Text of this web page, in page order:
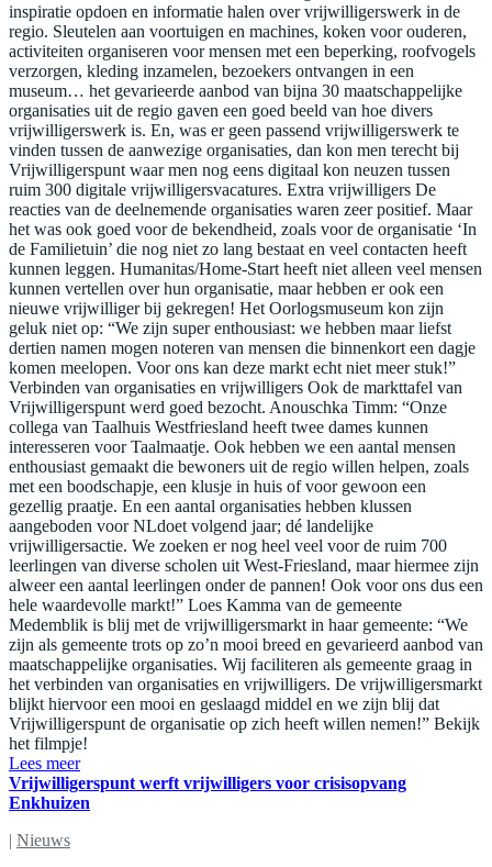
inspiratie opdoen en informatie halen over vrijwilligerswerk in de
regio. Sleutelen aan voortuigen en machines, koken voor ouderen,
activiteiten organiseren voor mensen met een beperking, roofvogels
verzorgen, kleding inzamelen, bezoekers ontvangen in een
museum… het gevarieerde aanbod van bijna 30 maatschappelijke
organisaties uit de regio gaven een goed beeld van hoe divers
vrijwilligerswerk is. En, was er geen passend vrijwilligerswerk te
vinden tussen de aanwezige organisaties, dan kon men terecht bij
Vrijwilligerspunt waar men nog eens digitaal kon neuzen tussen
ruim 300 digitale vrijwilligersvacatures. Extra vrijwilligers De
reacties van de deelnemende organisaties waren zeer positief. Maar
het was ook goed voor de bekendheid, zoals voor de organisatie ‘In
de Familietuin’ die nog niet zo lang bestaat en veel contacten heeft
kunnen leggen. Humanitas/Home-Start heeft niet alleen veel mensen
kunnen vertellen over hun organisatie, maar hebben er ook een
nieuwe vrijwilliger bij gekregen! Het Oorlogsmuseum kon zijn
geluk niet op: “We zijn super enthousiast: we hebben maar liefst
dertien namen mogen noteren van mensen die binnenkort een dagje
komen meelopen. Voor ons kan deze markt echt niet meer stuk!”
Verbinden van organisaties en vrijwilligers Ook de markttafel van
Vrijwilligerspunt werd goed bezocht. Anouschka Timm: “Onze
collega van Taalhuis Westfriesland heeft twee dames kunnen
interesseren voor Taalmaatje. Ook hebben we een aantal mensen
enthousiast gemaakt die bewoners uit de regio willen helpen, zoals
met een boodschapje, een klusje in huis of voor gewoon een
gezellig praatje. En een aantal organisaties hebben klussen
aangeboden voor NLdoet volgend jaar; dé landelijke
vrijwilligersactie. We zoeken er nog heel veel voor de ruim 700
leerlingen van diverse scholen uit West-Friesland, maar hiermee zijn
alweer een aantal leerlingen onder de pannen! Ook voor ons dus een
hele waardevolle markt!” Loes Kamma van de gemeente
Medemblik is blij met de vrijwilligersmarkt in haar gemeente: “We
zijn als gemeente trots op zo’n mooi breed en gevarieerd aanbod van
maatschappelijke organisaties. Wij faciliteren als gemeente graag in
het verbinden van organisaties en vrijwilligers. De vrijwilligersmarkt
blijkt hiervoor een mooi en geslaagd middel en we zijn blij dat
Vrijwilligerspunt de organisatie op zich heeft willen nemen!” Bekijk
het filmpje!
Lees meer
Vrijwilligerspunt werft vrijwilligers voor crisisopvang
Enkhuizen
| Nieuws